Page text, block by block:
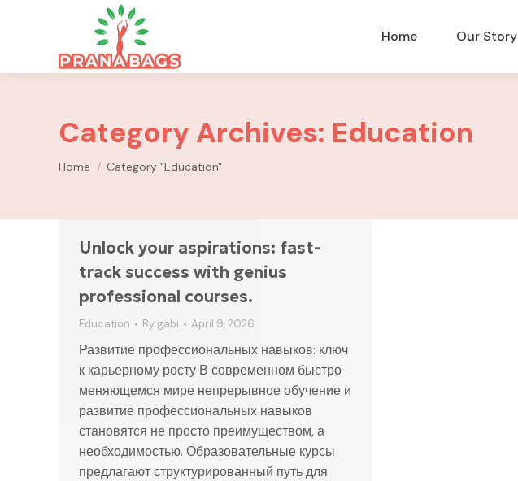
Home Our Story
Category Archives: Education
You are here:
Home Category "Education"
Unlock your aspirations: fast-
track success with genius
professional courses.
Education By gabi April 9, 2026
Развитие профессиональных навыков: ключ
к карьерному росту В современном быстро
меняющемся мире непрерывное обучение и
развитие профессиональных навыков
становятся не просто преимуществом, а
необходимостью. Образовательные курсы
предлагают структурированный путь для